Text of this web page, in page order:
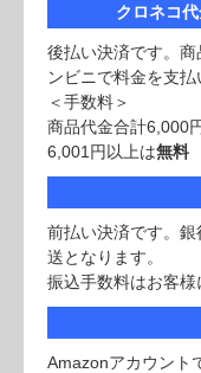
クロネコ
後払い決済です。
ンビニで料金を支払
＜手数料＞
商品代金合計6,000
6,001円以上は無料
前払い決済です。
送となります。
振込手数料はお客様
Amazonアカウント